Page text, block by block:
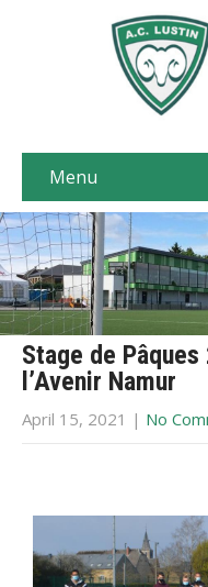
Menu
Stage de
l’Avenir Namur
April 15, 2021 | No